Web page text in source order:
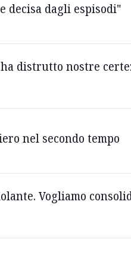
decisa dagli espisodi"
distrutto nostre
nel secondo tempo
Vogliamo